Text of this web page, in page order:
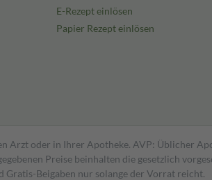
E-Rezept einlösen
Papier Rezept einlösen
Arzt oder in Ihrer Apotheke. AVP: Üblicher
Preise beinhalten die gesetzlich
Beigaben nur solange der Vorrat reicht.